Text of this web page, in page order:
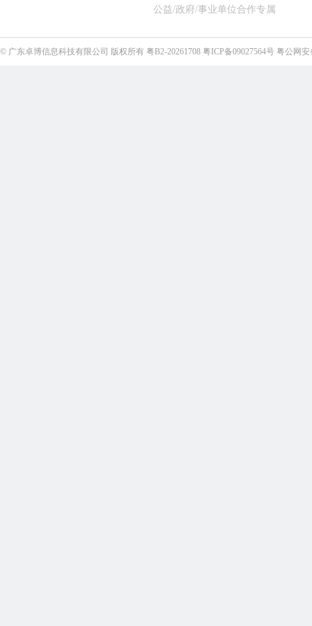
公益/政府/事业单位合作专属
© 广东卓博信息科技有限公司 版权所有 粤B2-20261708 粤ICP备09027564号 粤公网安